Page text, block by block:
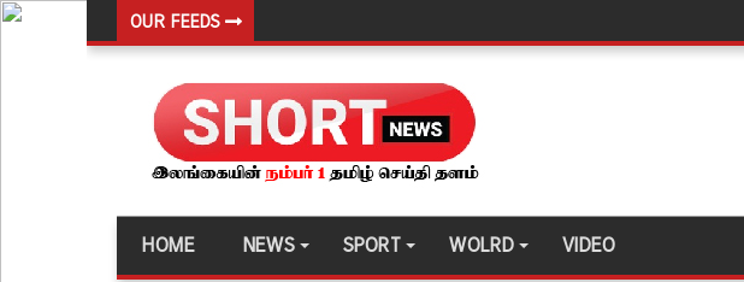
OUR FEEDS
ஷானி அபேசேகர, பிரதிக் காவல்துறை மா அதிபராக தரமுயர்வு!
குருவிட்ட மற்றும் பல்லன்சேன சிறைச்சாலைகளின் நிலைமை கட்டுப்பாட்டுக்குள்!
HOME NEWS SPORT WOLRD VIDEO